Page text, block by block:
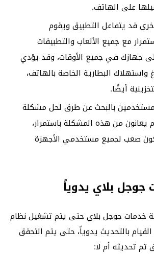
على الهاتف.
قد يتفاعل التطبيق ويقوم
مع جميع الألعاب والتطبيقات
جهازك في جميع الأوقات، وقد يؤدي
واستهلاك البطارية الخاصة بالهاتف،
أيضًا.
بالبحث عن طرق لحل مشكلة
يعانون من هذه المشكلة باستمرار،
صعب لجميع مستخدمي الأجهزة
بلاي يدوياً
خدمات جوجل بلاي حتى يتم تشغيل نظام
القيام بالتحديث يدوياً، حتى يتم التحقق
تم تحديثه أم لا: